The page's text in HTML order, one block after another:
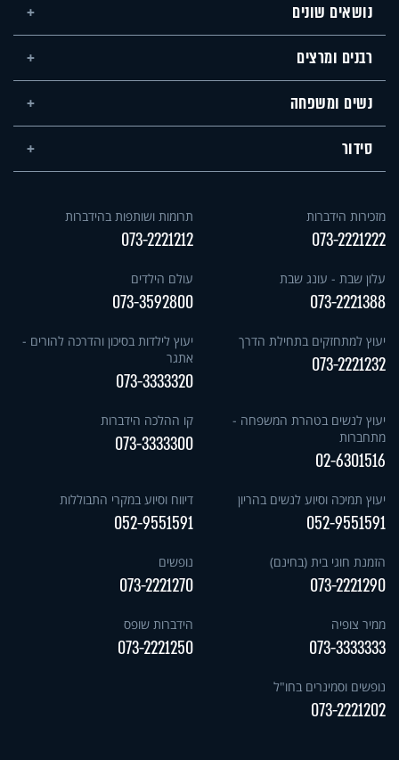
נושאים שונים
רבנים ומרצים
נשים ומשפחה
סידור
מזכירות הידברות
073-2221222
תרומות ושותפות בהידברות
073-2221212
עלון שבת - עונג שבת
073-2221388
עולם הילדים
073-3592800
יעוץ למתחזקים בתחילת הדרך
073-2221232
יעוץ לילדות בסיכון והדרכה להורים -
אתגר
073-3333320
יעוץ לנשים בטהרת המשפחה -
מתחברות
02-6301516
קו ההלכה הידברות
073-3333300
יעוץ תמיכה וסיוע לנשים בהריון
052-9551591
דיווח וסיוע במקרי התבוללות
052-9551591
הזמנת חוגי בית (בחינם)
073-2221290
נופשים
073-2221270
ממיר צופיה
073-3333333
הידברות שופס
073-2221250
נופשים וסמינרים בחו"ל
073-2221202